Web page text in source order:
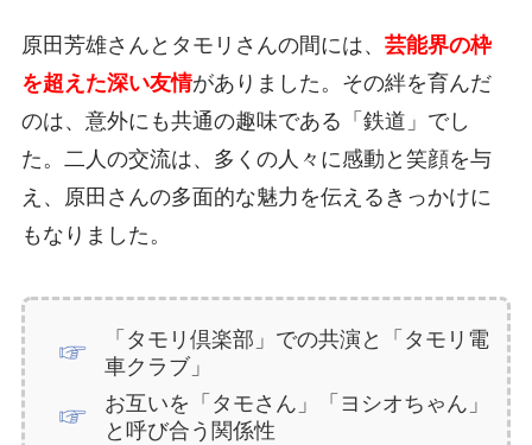
原田芳雄さんとタモリさんの間には、 芸能界の枠
を超えた深い友情がありました。その絆を育んだ
のは、意外にも共通の趣味である「鉄道」でし
た。二人の交流は、多くの人々に感動と笑顔を与
え、原田さんの多面的な魅力を伝えるきっかけに
もなりました。
「タモリ倶楽部」での共演と「タモリ電
車クラブ」
お互いを「タモさん」「ヨシオちゃん」
と呼び合う関係性